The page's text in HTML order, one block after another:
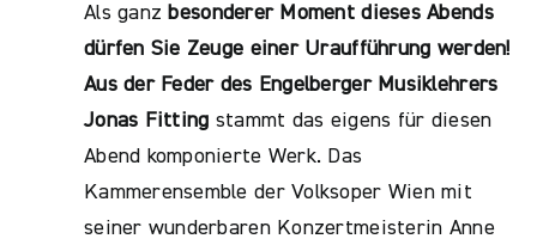
Als ganz besonderer Moment dieses Abends
dürfen Sie Zeuge einer Uraufführung werden!
Aus der Feder des Engelberger Musiklehrers
Jonas Fitting stammt das eigens für diesen
Abend komponierte Werk. Das
Kammerensemble der Volksoper Wien mit
seiner wunderbaren Konzertmeisterin Anne